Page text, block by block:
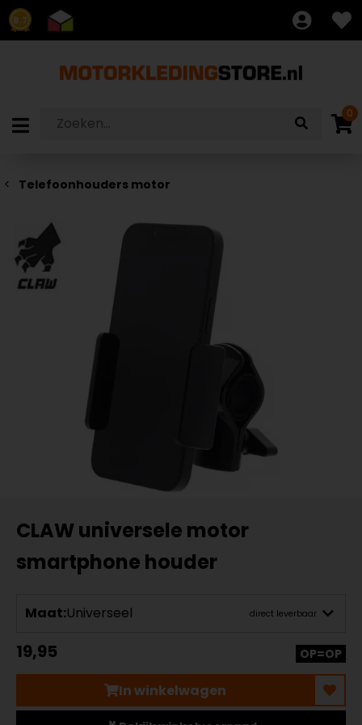
8.7
0
Telefoonhouders motor
CLAW universele motor
smartphone houder
Maat:Universeel direct leverbaar
19,95 OP=OP
In winkelwagen